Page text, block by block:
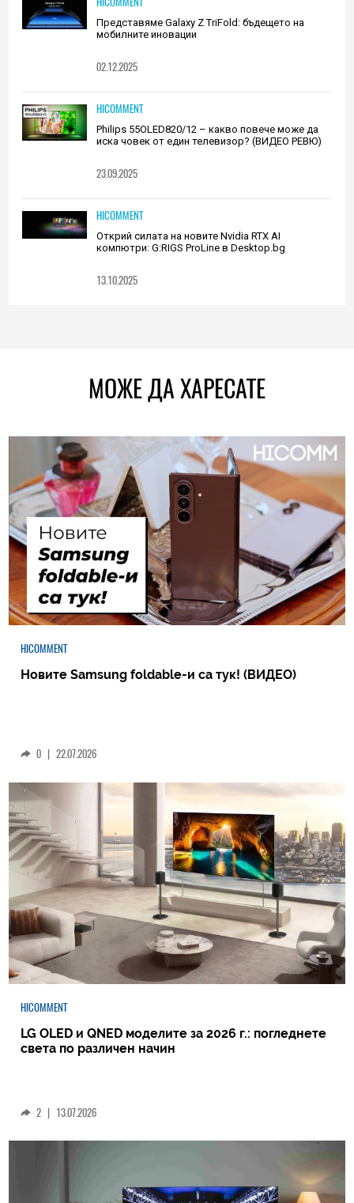
Представяме Galaxy Z TriFold: бъдещето на
мобилните иновации
02.12.2025
HICOMMENT
Philips 55OLED820/12 – какво повече може да
иска човек от един телевизор? (ВИДЕО РЕВЮ)
23.09.2025
HICOMMENT
Открий силата на новите Nvidia RTX AI
компютри: G:RIGS ProLine в Desktop.bg
13.10.2025
МОЖЕ ДА ХАРЕСАТЕ
HICOMMENT
Новите Samsung foldable-и са тук! (ВИДЕО)
0 | 22.07.2026
HICOMMENT
LG OLED и QNED моделите за 2026 г.: погледнете
света по различен начин
2 | 13.07.2026